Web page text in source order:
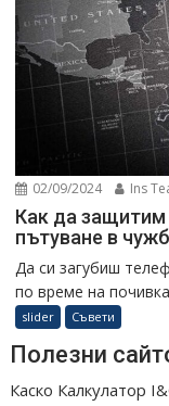
02/09/2024 Ins
Как да защитим
пътуване в
Да си загубиш
по време на
slider Съвети
Полезни
Каско Калкулатор